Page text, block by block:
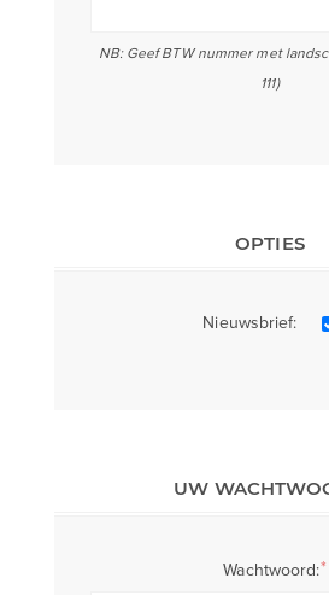
NB: Geef BTW nummer met
111)
OPTIES
Nieuwsbrief:
UW
Wachtwoord:*